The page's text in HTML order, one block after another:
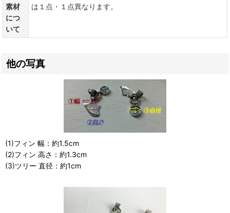
素材
につ
いて
は１点・１点異なります。
他の写真
(1)フィン 幅：約1.5cm
(2)フィン 高さ：約1.3cm
(3)ツリー 直径：約1cm